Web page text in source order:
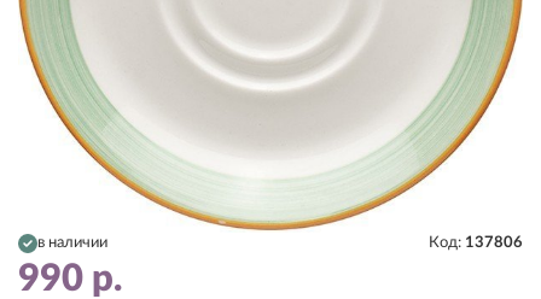
в наличии Код: 137806
990 р.